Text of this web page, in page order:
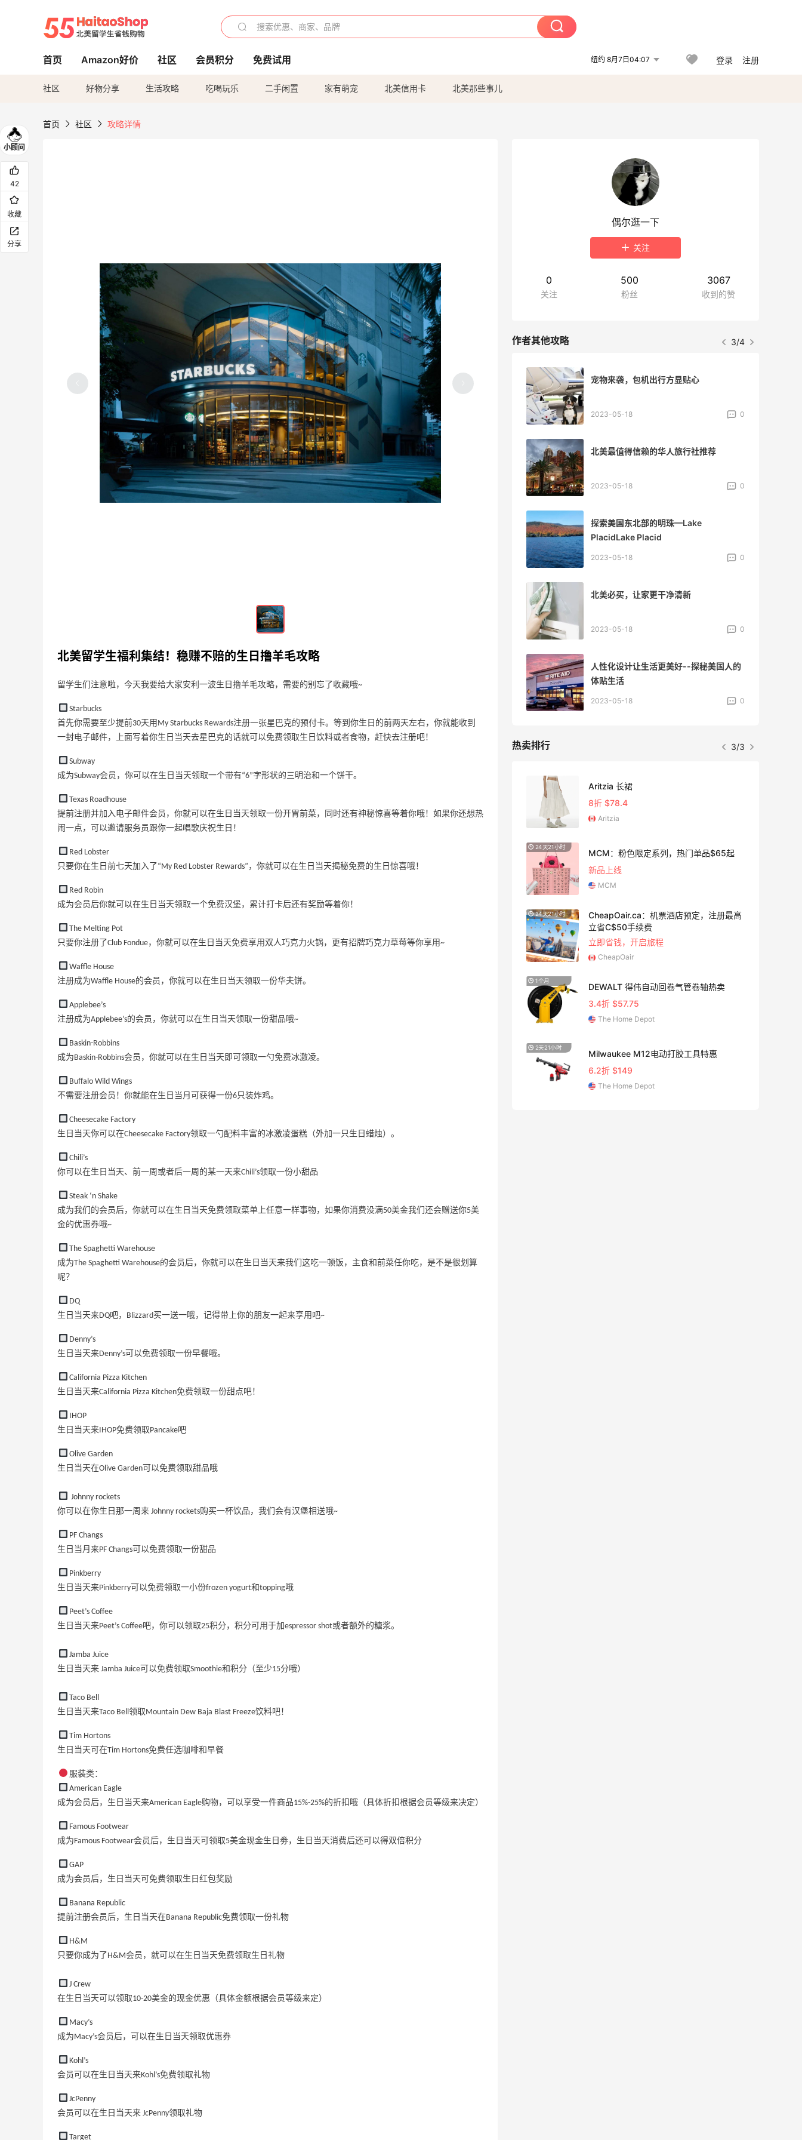
首页 Amazon好价 社区 会员积分 免费试用 纽约 8月7日04:07 登录 注册
社区 好物分享 生活攻略 吃喝玩乐 二手闲置 家有萌宠 北美信用卡 北美那些事儿
首页 社区 攻略详情
北美留学生福利集结！稳赚不赔的生日撸羊毛攻略
留学生们注意啦，今天我要给大家安利一波生日撸羊毛攻略，需要的别忘了收藏哦~
Starbucks
首先你需要至少提前30天用My Starbucks Rewards注册一张星巴克的预付卡。等到你生日的前两天左右，你就能收到
一封电子邮件，上面写着你生日当天去星巴克的话就可以免费领取生日饮料或者食物，赶快去注册吧！
Subway
成为Subway会员，你可以在生日当天领取一个带有“6”字形状的三明治和一个饼干。
Texas Roadhouse
提前注册并加入电子邮件会员，你就可以在生日当天领取一份开胃前菜，同时还有神秘惊喜等着你哦！如果你还想热
闹一点，可以邀请服务员跟你一起唱歌庆祝生日！
Red Lobster
只要你在生日前七天加入了“My Red Lobster Rewards”，你就可以在生日当天揭秘免费的生日惊喜哦！
Red Robin
成为会员后你就可以在生日当天领取一个免费汉堡，累计打卡后还有奖励等着你！
The Melting Pot
只要你注册了Club Fondue，你就可以在生日当天免费享用双人巧克力火锅，更有招牌巧克力草莓等你享用~
Waffle House
注册成为Waffle House的会员，你就可以在生日当天领取一份华夫饼。
Applebee’s
注册成为Applebee’s的会员，你就可以在生日当天领取一份甜品哦~
Baskin-Robbins
成为Baskin-Robbins会员，你就可以在生日当天即可领取一勺免费冰激凌。
Buffalo Wild Wings
不需要注册会员！你就能在生日当月可获得一份6只装炸鸡。
Cheesecake Factory
生日当天你可以在Cheesecake Factory领取一勺配料丰富的冰激凌蛋糕（外加一只生日蜡烛）。
Chili’s
你可以在生日当天、前一周或者后一周的某一天来Chili’s领取一份小甜品
Steak ‘n Shake
成为我们的会员后，你就可以在生日当天免费领取菜单上任意一样事物，如果你消费没满50美金我们还会赠送你5美
金的优惠券哦~
The Spaghetti Warehouse
成为The Spaghetti Warehouse的会员后，你就可以在生日当天来我们这吃一顿饭，主食和前菜任你吃，是不是很划算
呢？
DQ
生日当天来DQ吧，Blizzard买一送一哦，记得带上你的朋友一起来享用吧~
Denny’s
生日当天来Denny’s可以免费领取一份早餐哦。
California Pizza Kitchen
生日当天来California Pizza Kitchen免费领取一份甜点吧！
IHOP
生日当天来IHOP免费领取Pancake吧
Olive Garden
生日当天在Olive Garden可以免费领取甜品哦
Johnny rockets
你可以在你生日那一周来 Johnny rockets购买一杯饮品，我们会有汉堡相送哦~
PF Changs
生日当月来PF Changs可以免费领取一份甜品
Pinkberry
生日当天来Pinkberry可以免费领取一小份frozen yogurt和topping哦
Peet’s Coffee
生日当天来Peet’s Coffee吧，你可以领取25积分，积分可用于加espressor shot或者额外的糖浆。
Jamba Juice
生日当天来 Jamba Juice可以免费领取Smoothie和积分（至少15分哦）
Taco Bell
生日当天来Taco Bell领取Mountain Dew Baja Blast Freeze饮料吧！
Tim Hortons
生日当天可在Tim Hortons免费任选咖啡和早餐
服装类：
American Eagle
成为会员后，生日当天来American Eagle购物，可以享受一件商品15%-25%的折扣哦（具体折扣根据会员等级来决定）
Famous Footwear
成为Famous Footwear会员后，生日当天可领取5美金现金生日劵，生日当天消费后还可以得双倍积分
GAP
成为会员后，生日当天可免费领取生日红包奖励
Banana Republic
提前注册会员后，生日当天在Banana Republic免费领取一份礼物
H&M
只要你成为了H&M会员，就可以在生日当天免费领取生日礼物
J Crew
在生日当天可以领取10-20美金的现金优惠（具体金额根据会员等级来定）
Macy’s
成为Macy’s会员后，可以在生日当天领取优惠券
Kohl’s
会员可以在生日当天来Kohl’s免费领取礼物
JcPenny
会员可以在生日当天来 JcPenny领取礼物
Target
偶尔逛一下
关注
0
关注
500
粉丝
3067
收到的赞
作者其他攻略 3/4
GRE考试重大改革！考试时间缩短至2小
时！
2023-06-29 0
分享在加拿大坐公交车小秘籍，全是曾经
辛酸泪
2023-06-16 0
Hotel，体验公主与王子的生活
美国西海岸之旅，让新婚蜜月生生不息
2023-05-18
北美华人的口腹之欲，中超最解馋
2023-05-18
宠物来袭，包机出行方显贴心
2023-05-18 0
北美最值得信赖的华人旅行社推荐
2023-05-18 0
探索美国东北部的明珠—Lake
PlacidLake Placid
2023-05-18 0
北美必买，让家更干净清新
2023-05-18 0
人性化设计让生活更美好--探秘美国人的
体贴生活
2023-05-18 0
热卖排行 3/3
9天23小时
Davines：上新好物 大卫尼斯贵妇级护发
夏日精选
Davines US
20天8小时
Selfridges：时尚上新热卖！入手 Acne、
西太后、House of CB 等
首单9折
5天9小时
限US站！iHerb：全场大促！满$60享8.5
满$100享8折
iHerb
24天8小时
Estee Lauder：Glimmer 新香上新热卖！
随单送5ml香水
满$130送水桶包
Estee Lauder
10天8小时
好价！Polo Ralph Lauren 拉夫劳伦Polo徽
2.3折 $13.56
棒、妆前乳等
多款到手价仅个位数
Aritzia 长裙
8折 $78.4
Aritzia
24天21小时
MCM：粉色限定系列，热门单品$65起
新品上线
MCM
24天21小时
CheapOair.ca：机票酒店预定，注册最高
立省C$50手续费
立即省钱，开启旅程
CheapOair
1个月
DEWALT 得伟自动回卷气管卷轴热卖
3.4折 $57.75
The Home Depot
2天21小时
Milwaukee M12电动打胶工具特惠
6.2折 $149
The Home Depot
42
收藏
分享